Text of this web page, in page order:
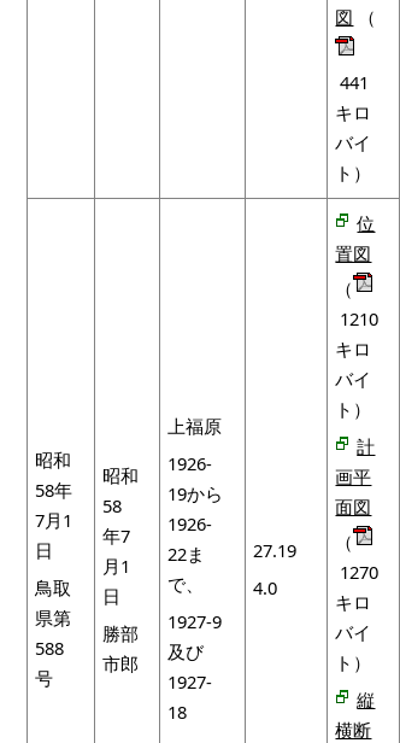
図 （
441
キロ
バイ
ト）
昭和
58年
7月1
日
鳥取
県第
588
号
昭和
58
年7
月1
日
勝部
市郎
上福原
1926-
19から
1926-
22ま
で、
1927-9
及び
1927-
18
27.19
4.0
位
置図
（
1210
キロ
バイ
ト）
計
画平
面図
（
1270
キロ
バイ
ト）
縦
横断